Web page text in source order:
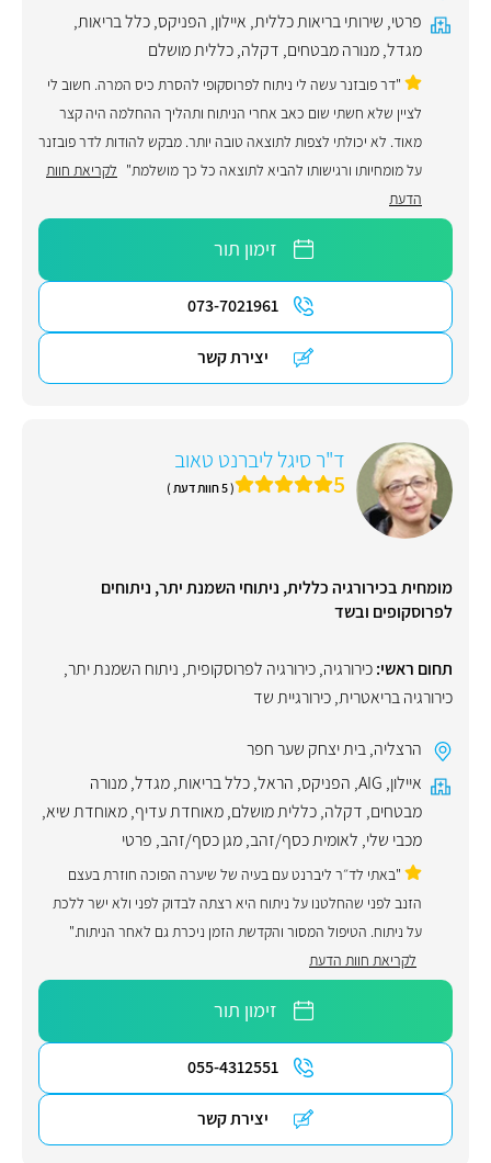
פרטי, שירותי בריאות כללית, איילון, הפניקס,כלל בריאות,
מגדל,מנורה מבטחים, דקלה,כללית מושלם
"דר פובזנר עשה לי ניתוח לפרוסקופי להסרת כיס המרה. חשוב לי
לציין שלא חשתי שום כאב אחרי הניתוח ותהליך ההחלמה היה קצר
מאוד. לא יכולתי לצפות לתוצאה טובה יותר. מבקש להודות לדר פובזנר
על מומחיותו ורגישותו להביא לתוצאה כל כך מושלמת" לקריאת חוות
הדעת
זימון תור
073-7021961
יצירת קשר
ד"ר סיגל ליברנט טאוב
5 ( 5 חוות דעת )
מומחית בכירורגיה כללית, ניתוחי השמנת יתר, ניתוחים
לפרוסקופים ובשד
תחום ראשי:כירורגיה,כירורגיה לפרוסקופית, ניתוח השמנת יתר,
כירורגיה בריאטרית,כירורגיית שד
הרצליה,בית יצחק שער חפר
איילון,
AIG
, הפניקס, הראל,כלל בריאות,מגדל,מנורה
מבטחים, דקלה,כללית מושלם,מאוחדת עדיף,מאוחדת שיא,
מכבי שלי, לאומית כסף/זהב,מגן כסף/זהב, פרטי
"באתי לד״ר ליברנט עם בעיה של שיערה הפוכה חוזרת בעצם
הזנב לפני שהחלטנו על ניתוח היא רצתה לבדוק לפני ולא ישר ללכת
על ניתוח. הטיפול המסור והקדשת הזמן ניכרת גם לאחר הניתוח."
לקריאת חוות הדעת
זימון תור
055-4312551
יצירת קשר